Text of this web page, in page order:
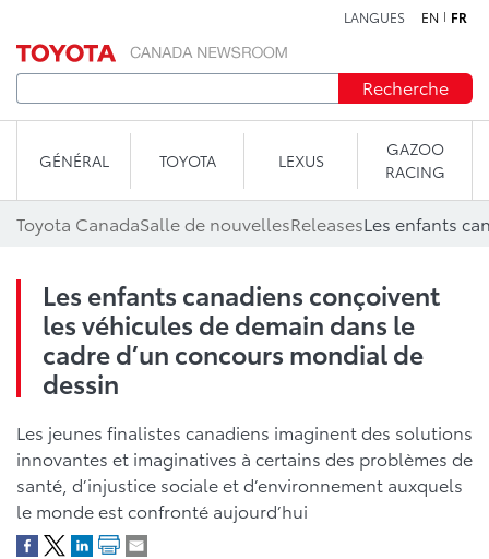
LANGUES EN FR
Recherche
GÉNÉRAL TOYOTA LEXUS
GAZOO
RACING
Toyota CanadaSalle de nouvellesReleases
Les enfants canadiens conçoivent
les véhicules de demain dans le
cadre d’un concours mondial de
dessin
Les jeunes finalistes canadiens imaginent des solutions
innovantes et imaginatives à certains des problèmes de
santé, d’injustice sociale et d’environnement auxquels
le monde est confronté aujourd’hui